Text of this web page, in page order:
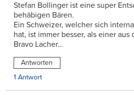
Stefan Bollinger ist eine super
behäbigen Bären.
Ein Schweizer, welcher sich
hat, ist immer besser, als einer aus
Bravo Lacher…
Antworten
1 Antwort